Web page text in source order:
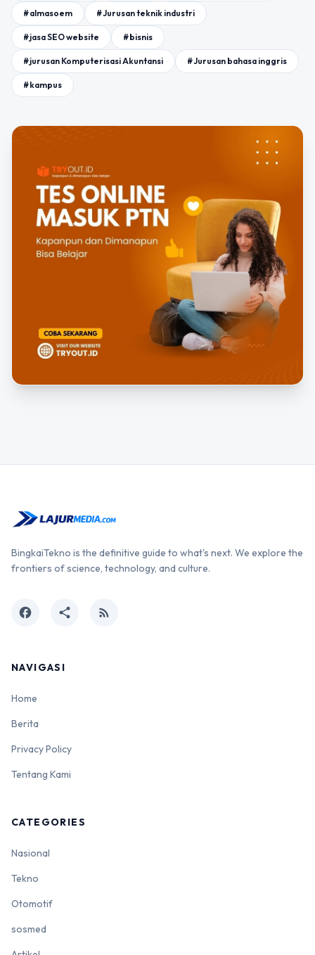
#almasoem #Jurusan teknik industri
#jasa SEO website #bisnis
#jurusan Komputerisasi Akuntansi #Jurusan bahasa inggris
#kampus
BingkaiTekno is the definitive guide to what's next. We explore the
frontiers of science, technology, and culture.
facebook share rss_feed
NAVIGASI
Home
Berita
Privacy Policy
Tentang Kami
CATEGORIES
Nasional
Tekno
Otomotif
sosmed